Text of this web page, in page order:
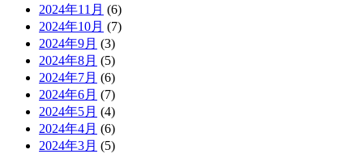
2024年11月 (6)
2024年10月 (7)
2024年9月 (3)
2024年8月 (5)
2024年7月 (6)
2024年6月 (7)
2024年5月 (4)
2024年4月 (6)
2024年3月 (5)